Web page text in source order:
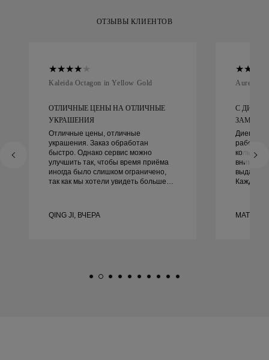
ОТЗЫВЫ КЛИЕНТОВ
Kaleida Octagon in Yellow Gold
ОТЛИЧНЫЕ ЦЕНЫ НА ОТЛИЧНЫЕ
УКРАШЕНИЯ
Отличные цены, отличные
украшения. Заказ обработан
быстро. Однако сервис можно
улучшить так, чтобы время приёма
иногда было слишком ограничено,
так как мы хотели увидеть больше
украшения. Жена счастлива.
QING JI, ВЧЕРА
Aurelle in
С ДИЕГО
Диего
Каждая